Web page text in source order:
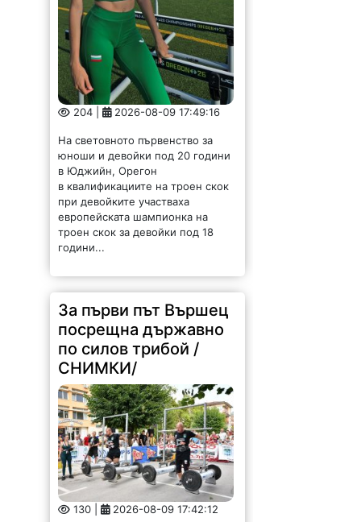
204 | 2026-08-09 17:49:16
На световното първенство за
юноши и девойки под 20 години
в Юджийн, Орегон
в квалификациите на троен скок
при девойките участваха
европейската шампионка на
троен скок за девойки под 18
години...
За първи път Вършец
посрещна държавно
по силов трибой /
СНИМКИ/
130 | 2026-08-09 17:42:12